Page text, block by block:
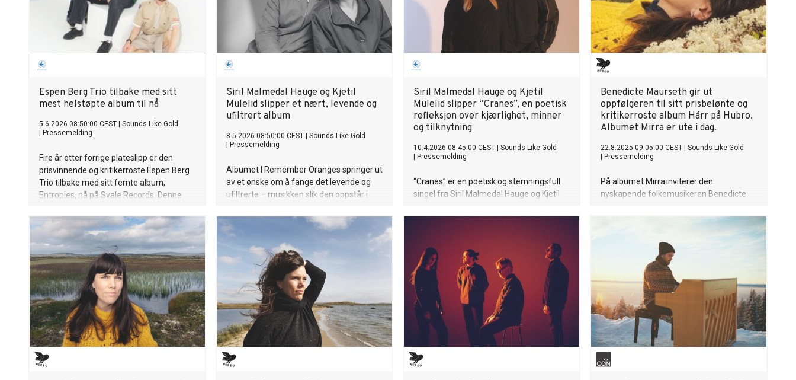
Espen Berg Trio tilbake med sitt
mest helstøpte album til nå
5.6.2026 08:50:00 CEST
Sounds Like Gold
Pressemelding
Fire år etter forrige plateslipp er den
prisvinnende og kritikerroste Espen Berg
Trio tilbake med sitt femte album,
Entropies, nå på Svale Records. Denne
nærmere tre år, men fremstår som deres
mest konsise og helstøpte innspilling til
nå, som viderefører trioens kvaliteter på
aller beste vis.
Siril Malmedal Hauge og Kjetil
Mulelid slipper et nært, levende og
ufiltrert album
8.5.2026 08:50:00 CEST
Sounds Like Gold
Pressemelding
Albumet I Remember Oranges springer ut
av et ønske om å fange det levende og
ufiltrerte – musikken slik den oppstår i
omfattende turnévirksomhet i inn- og
utland har duoen Siril Malmedal Hauge og
Kjetil Mulelid utviklet et tett og intuitivt
samspill. På sitt nye album lar de nettopp
dette stå i sentrum.
Siril Malmedal Hauge og Kjetil
Mulelid slipper “Cranes”, en poetisk
refleksjon over kjærlighet, minner
og tilknytning
10.4.2026 08:45:00 CEST
Sounds Like Gold
Pressemelding
“Cranes” er en poetisk og stemningsfull
singel fra Siril Malmedal Hauge og Kjetil
Oranges. Låten er en ode til de
sammen gjennom livslange bånd. I deres
dans vokser et levende bildespråk, som
minner oss om vår egen evne til å elske, å
huske, og å bære videre det som er
dyrebart.
Benedicte Maurseth gir ut
oppfølgeren til sitt prisbelønte og
kritikerroste album Hárr på Hubro.
Albumet Mirra er ute i dag.
22.8.2025 09:05:00 CEST
Sounds Like Gold
Pressemelding
På albumet Mirra inviterer den
nyskapende folkemusikeren Benedicte
langstrakte Hardangervidda. Denne gang